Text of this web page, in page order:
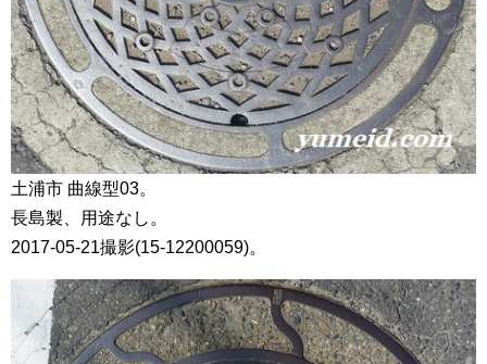
土浦市 曲線型03。
長島製、用途なし。
2017-05-21撮影(15-12200059)。